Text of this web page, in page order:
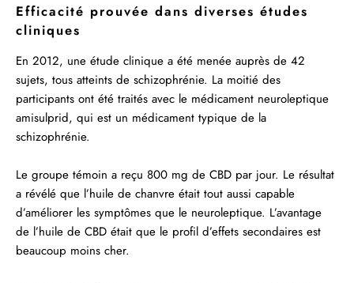
Efficacité prouvée dans diverses études
cliniques
En 2012, une étude clinique a été menée auprès de 42
sujets, tous atteints de schizophrénie. La moitié des
participants ont été traités avec le médicament neuroleptique
amisulprid, qui est un médicament typique de la
schizophrénie.
Le groupe témoin a reçu 800 mg de CBD par jour. Le résultat
a révélé que l’huile de chanvre était tout aussi capable
d’améliorer les symptômes que le neuroleptique. L’avantage
de l’huile de CBD était que le profil d’effets secondaires est
beaucoup moins cher.